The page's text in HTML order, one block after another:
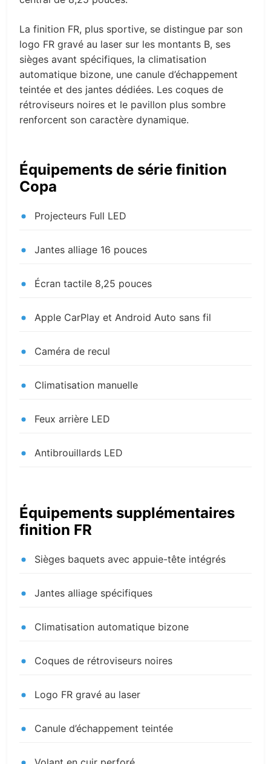
La finition FR, plus sportive, se distingue par son
logo FR gravé au laser sur les montants B, ses
sièges avant spécifiques, la climatisation
automatique bizone, une canule d’échappement
teintée et des jantes dédiées. Les coques de
rétroviseurs noires et le pavillon plus sombre
renforcent son caractère dynamique.
Équipements de série finition
Copa
Projecteurs Full LED
Jantes alliage 16 pouces
Écran tactile 8,25 pouces
Apple CarPlay et Android Auto sans fil
Caméra de recul
Climatisation manuelle
Feux arrière LED
Antibrouillards LED
Équipements supplémentaires
finition FR
Sièges baquets avec appuie-tête intégrés
Jantes alliage spécifiques
Climatisation automatique bizone
Coques de rétroviseurs noires
Logo FR gravé au laser
Canule d’échappement teintée